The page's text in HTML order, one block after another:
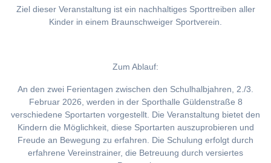
Ziel dieser Veranstaltung ist ein nachhaltiges Sporttreiben aller
Kinder in einem Braunschweiger Sportverein.
Zum Ablauf:
An den zwei Ferientagen zwischen den Schulhalbjahren, 2./3.
Februar 2026, werden in der Sporthalle Güldenstraße 8
verschiedene Sportarten vorgestellt. Die Veranstaltung bietet den
Kindern die Möglichkeit, diese Sportarten auszuprobieren und
Freude an Bewegung zu erfahren. Die Schulung erfolgt durch
erfahrene Vereinstrainer, die Betreuung durch versiertes